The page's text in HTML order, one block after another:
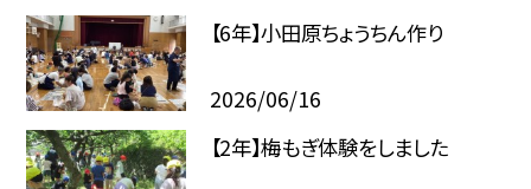
【6年】小田原ちょうちん作り
2026/06/16
【2年】梅もぎ体験をしました